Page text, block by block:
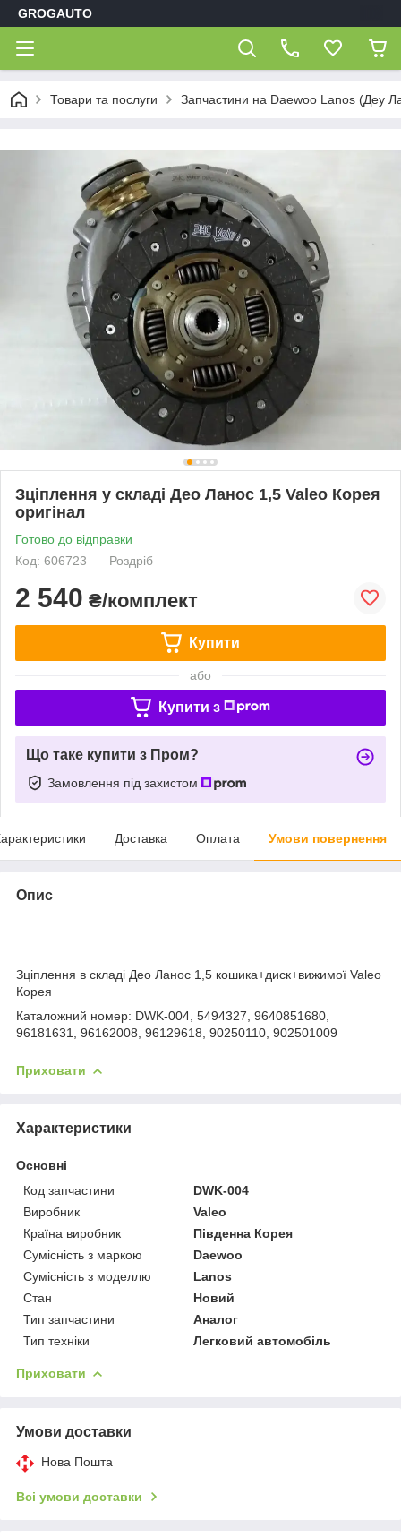
GROGAUTO
Товари та послуги Запчастини на Daewoo Lanos (Деу
Зціплення у складі Део Ланос 1,5 Valeo Корея
оригінал
Готово до відправки
Код: 606723
Роздріб
2 540 ₴/комплект
Купити
або
Купити з
Що таке купити з Пром?
Замовлення під захистом
Доставка Оплата Умови повернення
Опис
Зціплення в складі Део Ланос 1,5 кошика+диск+вижимої Valeo
Корея
Каталожний номер: DWK-004, 5494327, 9640851680,
96181631, 96162008, 96129618, 90250110, 902501009
Приховати
Характеристики
Основні
Код запчастини
DWK-004
Виробник
Valeo
Країна виробник
Південна Корея
Сумісність з маркою
Daewoo
Сумісність з моделлю
Lanos
Стан
Новий
Тип запчастини
Аналог
Тип техніки
Легковий автомобіль
Приховати
Умови доставки
Нова Пошта
Всі умови доставки